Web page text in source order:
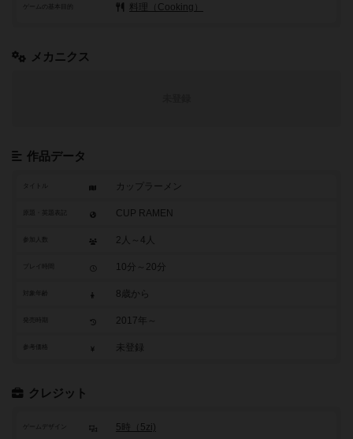
ゲームの基本目的 料理（Cooking）
メカニクス
作品データ
タイトル カップラーメン
CUP RAMEN
参加人数 2人～4人
10分～20分
8歳から
2017年～
参考価格 未登録
クレジット
ゲームデザイン 5時（5zi)